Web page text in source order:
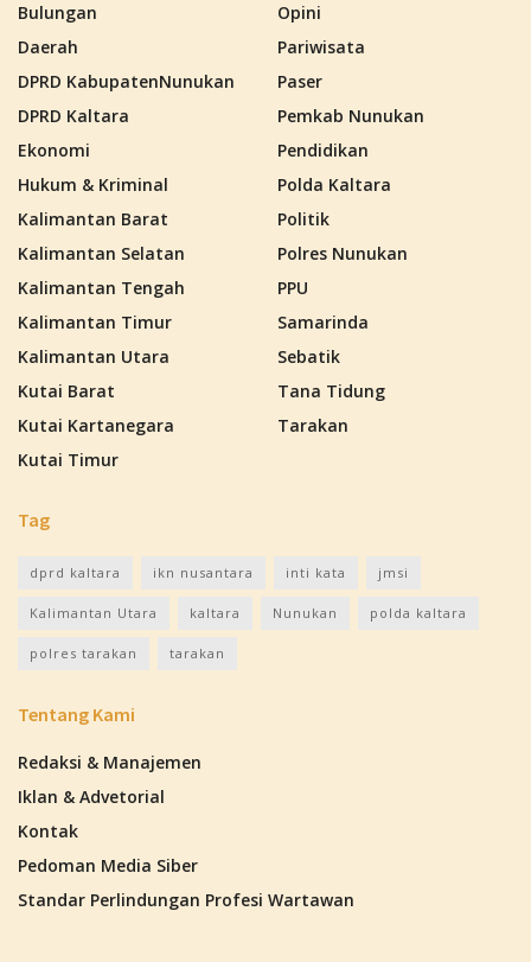
Bulungan
Daerah
DPRD KabupatenNunukan
DPRD Kaltara
Ekonomi
Hukum & Kriminal
Kalimantan Barat
Kalimantan Selatan
Kalimantan Tengah
Kalimantan Timur
Kalimantan Utara
Kutai Barat
Kutai Kartanegara
Kutai Timur
Opini
Pariwisata
Paser
Pemkab Nunukan
Pendidikan
Polda Kaltara
Politik
Polres Nunukan
PPU
Samarinda
Sebatik
Tana Tidung
Tarakan
Tag
dprd kaltara ikn nusantara inti kata jmsi
Kalimantan Utara kaltara Nunukan polda kaltara
polres tarakan tarakan
Tentang Kami
Redaksi & Manajemen
Iklan & Advetorial
Kontak
Pedoman Media Siber
Standar Perlindungan Profesi Wartawan